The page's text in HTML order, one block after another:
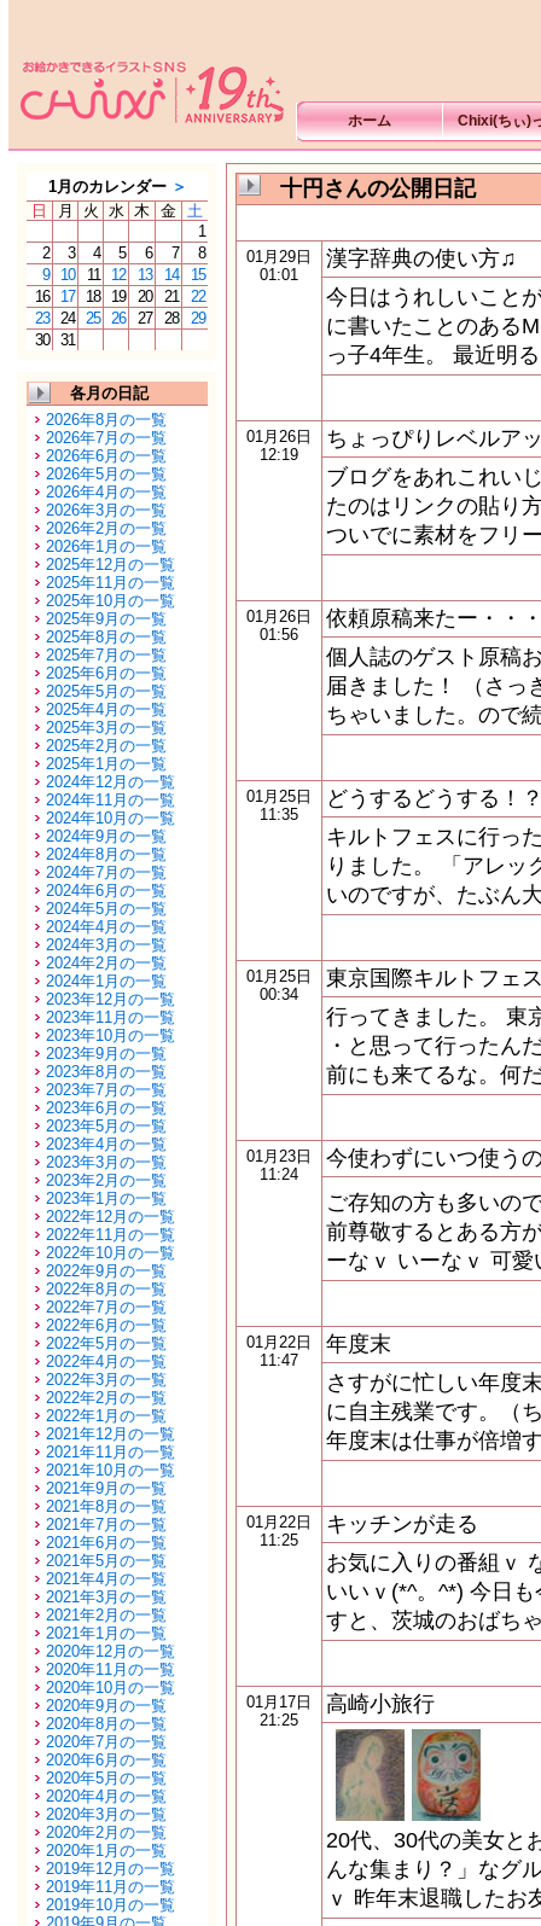
ホーム Chixi(ちぃ)
1月のカレンダー ＞
日
月 火 水 木 金 土
1
2
3 4 5 6 7
8
9
10 11 12 13 14
15
16
17 18 19 20 21
22
23 24 25 26 27 28
29
30 31
各月の日記
2026年8月の一覧
2026年7月の一覧
2026年6月の一覧
2026年5月の一覧
2026年4月の一覧
2026年3月の一覧
2026年2月の一覧
2026年1月の一覧
2025年12月の一覧
2025年11月の一覧
2025年10月の一覧
2025年9月の一覧
2025年8月の一覧
2025年7月の一覧
2025年6月の一覧
2025年5月の一覧
2025年4月の一覧
2025年3月の一覧
2025年2月の一覧
2025年1月の一覧
2024年12月の一覧
2024年11月の一覧
2024年10月の一覧
2024年9月の一覧
2024年8月の一覧
2024年7月の一覧
2024年6月の一覧
2024年5月の一覧
2024年4月の一覧
2024年3月の一覧
2024年2月の一覧
2024年1月の一覧
2023年12月の一覧
2023年11月の一覧
2023年10月の一覧
2023年9月の一覧
2023年8月の一覧
2023年7月の一覧
2023年6月の一覧
2023年5月の一覧
2023年4月の一覧
2023年3月の一覧
2023年2月の一覧
2023年1月の一覧
2022年12月の一覧
2022年11月の一覧
2022年10月の一覧
2022年9月の一覧
2022年8月の一覧
2022年7月の一覧
2022年6月の一覧
2022年5月の一覧
2022年4月の一覧
2022年3月の一覧
2022年2月の一覧
2022年1月の一覧
2021年12月の一覧
2021年11月の一覧
2021年10月の一覧
2021年9月の一覧
2021年8月の一覧
2021年7月の一覧
2021年6月の一覧
2021年5月の一覧
2021年4月の一覧
2021年3月の一覧
2021年2月の一覧
2021年1月の一覧
2020年12月の一覧
2020年11月の一覧
2020年10月の一覧
2020年9月の一覧
2020年8月の一覧
2020年7月の一覧
2020年6月の一覧
2020年5月の一覧
2020年4月の一覧
2020年3月の一覧
2020年2月の一覧
2020年1月の一覧
2019年12月の一覧
2019年11月の一覧
2019年10月の一覧
十円さんの公開日記
01月29日
01:01
漢字辞典の使い方♫
今日はうれしいこと
に書いたことのある
っ子4年生。 最近明
01月26日
12:19
ちょっぴりレベルア
ブログをあれこれい
たのはリンクの貼り
ついでに素材をフリ
01月26日
01:56
依頼原稿来たー・・
個人誌のゲスト原稿
届きました！ （さっ
ちゃいました。ので
01月25日
11:35
どうするどうする！
キルトフェスに行っ
りました。 「アレッ
いのですが、たぶん
01月25日
00:34
東京国際キルトフェ
行ってきました。 東
・と思って行ったん
前にも来てるな。何
01月23日
11:24
今使わずにいつ使う
ご存知の方も多いの
前尊敬するとある方
ーなｖ いーなｖ 可
01月22日
11:47
年度末
さすがに忙しい年度
に自主残業です。（
年度末は仕事が倍増
01月22日
11:25
キッチンが走る
お気に入りの番組ｖ
いいｖ(*^。^*) 今日
すと、茨城のおばち
01月17日
21:25
高崎小旅行
20代、30代の美女と
んな集まり？」なグ
ｖ 昨年末退職したお